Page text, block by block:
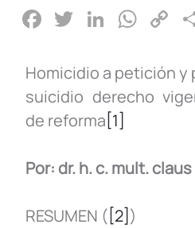
F
c
e
b
o
T
tt
er
Li
k
e
dI
W
at
s
p
C
p
y
k
Homicidio a petición y
suicidio derecho
de reforma [1]
Por: dr. h. c. mult.
RESUMEN ( [2] )